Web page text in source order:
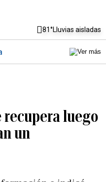
81°Lluvias aisladas
recupera luego
un